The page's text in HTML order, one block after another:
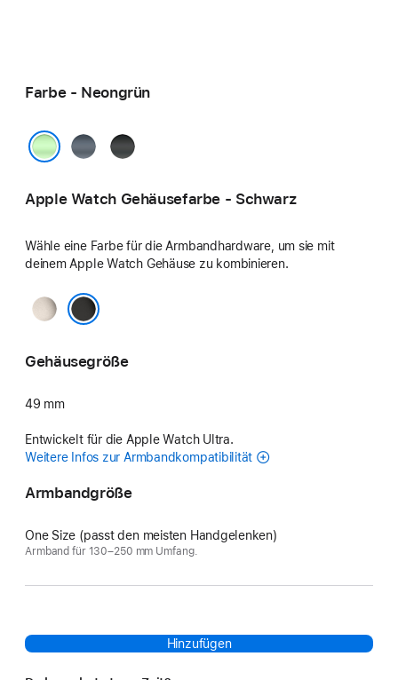
Farbe - Neongrün
Maritimblau
Schwarz
Apple Watch Gehäusefarbe - Schwarz
Wähle eine Farbe für die Armbandhardware, um sie mit
deinem Apple Watch Gehäuse zu kombinieren.
Natur
Gehäusegröße
49 mm
Entwickelt für die Apple Watch Ultra.
Weitere Infos zur Armbandkompatibilität
Armbandgröße
One Size (passt den meisten Handgelenken)
Armband für 130–250 mm Umfang.
Hinzufügen